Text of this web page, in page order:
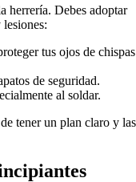
herrería. Debes adoptar
tus ojos de chispas
de seguridad.
al soldar.
tener un plan claro y las